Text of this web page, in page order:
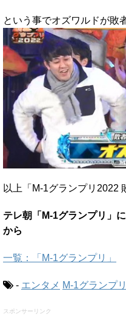
という事でオズワルドが敗
以上「M-1グランプリ2022
テレ朝「M-1グランプリ」
から
一覧：「M-1グランプリ」
- エンタメ M-1グランプリ
スポンサーリンク